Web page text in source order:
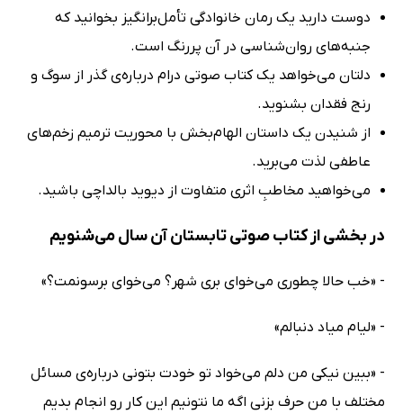
دوست دارید یک رمان خانوادگی تأمل‌برانگیز بخوانید که
جنبه‌های روان‌شناسی در آن پررنگ است.
دلتان می‌خواهد یک کتاب صوتی درام درباره‌ی گذر از سوگ و
رنج فقدان بشنوید.
از شنیدن یک داستان الهام‌بخش با محوریت ترمیم زخم‌های
عاطفی لذت می‌برید.
می‌خواهید مخاطبِ اثری متفاوت از دیوید بالداچی باشید.
در بخشی از کتاب صوتی تابستان آن سال می‌شنویم
- «خب حالا چطوری می‌خوای بری شهر؟ می‌خوای برسونمت؟»
- «لیام میاد دنبالم»
- «ببین نیکی من دلم می‌خواد تو خودت بتونی درباره‌ی مسائل
مختلف با من حرف بزنی اگه ما نتونیم این کار رو انجام بدیم